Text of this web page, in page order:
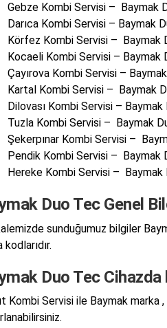
Gebze Kombi Servisi – Baymak
Darıca Kombi Servisi – Baymak
Körfez Kombi Servisi – Baymak
Kocaeli Kombi Servisi – Baymak
Çayırova Kombi Servisi –
Kartal Kombi Servisi – Baymak
Dilovası Kombi Servisi – Baymak
Tuzla Kombi Servisi – Baymak
Şekerpınar Kombi Servisi –
Pendik Kombi Servisi – Baymak
Hereke Kombi Servisi – Baymak
Duo Tec Genel
sunduğumuz bilgiler
kodlarıdır.
Duo Tec
Kombi Servisi ile Baymak